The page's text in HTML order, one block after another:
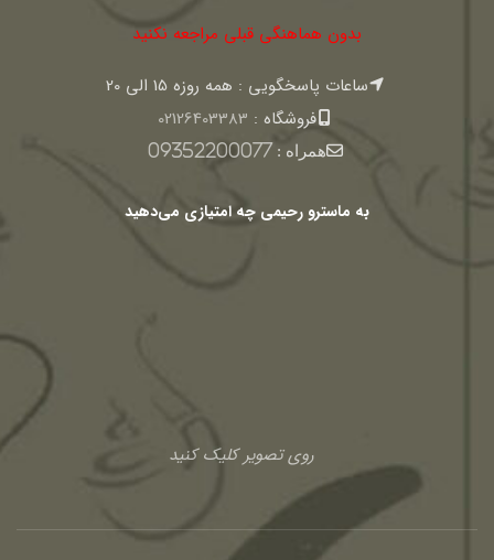
بدون هماهنگی قبلی مراجعه نکنید
ساعات پاسخگویی : همه روزه 15 الی 20
فروشگاه : 02126403383
همراه :09352200077
به ماسترو رحیمی چه امتیازی می‌دهید
روی تصویر کلیک کنید